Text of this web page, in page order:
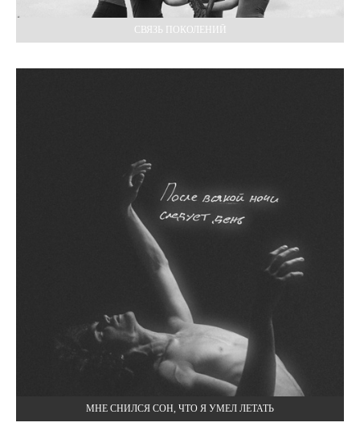
СВЯЗЬ ПОКОЛЕНИЙ
МНЕ СНИЛСЯ СОН, ЧТО Я УМЕЛ ЛЕТАТЬ